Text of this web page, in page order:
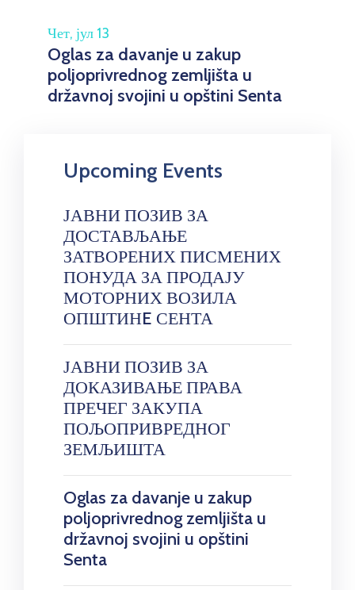
Чет, јул 13
Oglas za davanje u zakup
poljoprivrednog zemljišta u
državnoj svojini u opštini Senta
Upcoming Events
ЈАВНИ ПОЗИВ ЗА
ДОСТАВЉАЊЕ
ЗАТВОРЕНИХ ПИСМЕНИХ
ПОНУДА ЗА ПРОДАЈУ
МОТОРНИХ ВОЗИЛА
ОПШТИНE СЕНТА
ЈАВНИ ПОЗИВ ЗА
ДОКАЗИВАЊЕ ПРАВА
ПРЕЧЕГ ЗАКУПА
ПОЉОПРИВРЕДНОГ
ЗЕМЉИШТА
Oglas za davanje u zakup
poljoprivrednog zemljišta u
državnoj svojini u opštini
Senta